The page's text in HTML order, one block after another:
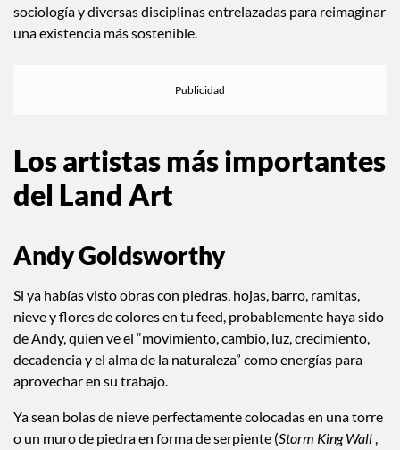
sociología y diversas disciplinas entrelazadas para reimaginar
una existencia más sostenible.
Los artistas más importantes
del Land Art
Andy Goldsworthy
Si ya habías visto obras con piedras, hojas, barro, ramitas,
nieve y flores de colores en tu feed, probablemente haya sido
de Andy, quien ve el “movimiento, cambio, luz, crecimiento,
decadencia y el alma de la naturaleza” como energías para
aprovechar en su trabajo.
Ya sean bolas de nieve perfectamente colocadas en una torre
o un muro de piedra en forma de serpiente (Storm King Wall ,